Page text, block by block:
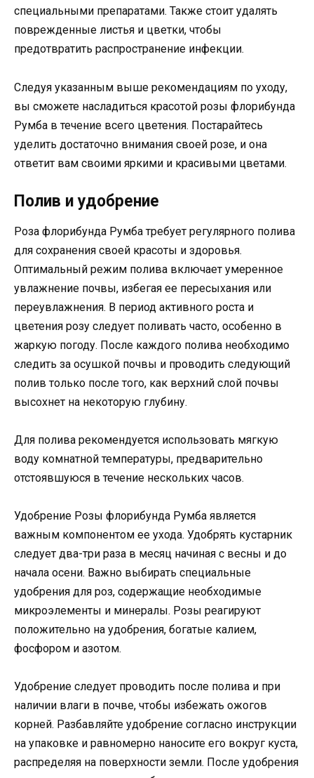
специальными препаратами. Также стоит удалять
поврежденные листья и цветки, чтобы
предотвратить распространение инфекции.
Следуя указанным выше рекомендациям по уходу,
вы сможете насладиться красотой розы флорибунда
Румба в течение всего цветения. Постарайтесь
уделить достаточно внимания своей розе, и она
ответит вам своими яркими и красивыми цветами.
Полив и удобрение
Роза флорибунда Румба требует регулярного полива
для сохранения своей красоты и здоровья.
Оптимальный режим полива включает умеренное
увлажнение почвы, избегая ее пересыхания или
переувлажнения. В период активного роста и
цветения розу следует поливать часто, особенно в
жаркую погоду. После каждого полива необходимо
следить за осушкой почвы и проводить следующий
полив только после того, как верхний слой почвы
высохнет на некоторую глубину.
Для полива рекомендуется использовать мягкую
воду комнатной температуры, предварительно
отстоявшуюся в течение нескольких часов.
Удобрение Розы флорибунда Румба является
важным компонентом ее ухода. Удобрять кустарник
следует два-три раза в месяц начиная с весны и до
начала осени. Важно выбирать специальные
удобрения для роз, содержащие необходимые
микроэлементы и минералы. Розы реагируют
положительно на удобрения, богатые калием,
фосфором и азотом.
Удобрение следует проводить после полива и при
наличии влаги в почве, чтобы избежать ожогов
корней. Разбавляйте удобрение согласно инструкции
на упаковке и равномерно наносите его вокруг куста,
распределяя на поверхности земли. После удобрения